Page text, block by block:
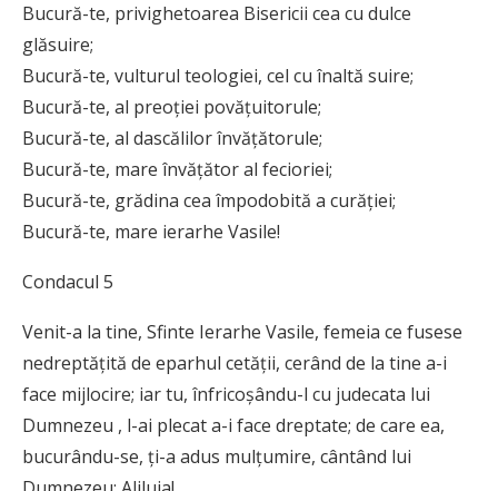
Bucură-te, privighetoarea Bisericii cea cu dulce
glăsuire;
Bucură-te, vulturul teologiei, cel cu înaltă suire;
Bucură-te, al preoţiei povăţuitorule;
Bucură-te, al dascălilor învăţătorule;
Bucură-te, mare învăţător al fecioriei;
Bucură-te, grădina cea împodobită a curăţiei;
Bucură-te, mare ierarhe Vasile!
Condacul 5
Venit-a la tine, Sfinte Ierarhe Vasile, femeia ce fusese
nedreptăţită de eparhul cetăţii, cerând de la tine a-i
face mijlocire; iar tu, înfricoşându-l cu judecata lui
Dumnezeu , l-ai plecat a-i face dreptate; de care ea,
bucurându-se, ţi-a adus mulţumire, cântând lui